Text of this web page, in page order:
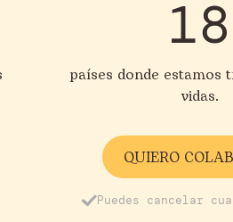
18
países donde estamos
vidas.
QUIERO
Puedes cancelar